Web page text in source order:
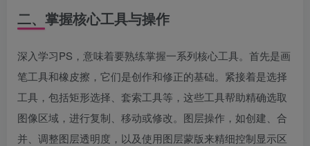
二、掌握核心工具与操作
深入学习PS，意味着要熟练掌握一系列核心工具。首先是画
笔工具和橡皮擦，它们是创作和修正的基础。紧接着是选择
工具，包括矩形选择、套索工具等，这些工具帮助精确选取
图像区域，进行复制、移动或修改。图层操作，如创建、合
并、调整图层透明度，以及使用图层蒙版来精细控制显示区